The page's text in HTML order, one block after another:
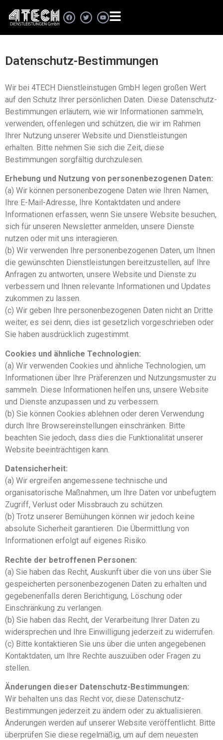
Datenschutz-Bestimmungen
Wir bei 4TECH Dienstleinstugen GmbH legen großen Wert
auf den Schutz Ihrer persönlichen Daten. Diese Datenschutz-
Bestimmungen erläutern, wie wir Informationen sammeln,
verwenden, offenlegen und schützen, die wir im Rahmen
Ihrer Nutzung unserer Website und Dienstleistungen
erhalten. Bitte nehmen Sie sich die Zeit, diese
Bestimmungen sorgfältig durchzulesen.
Erhebung und Nutzung von personenbezogenen Daten:
(a) Wir können personenbezogene Daten wie Ihren Namen,
Ihre E-Mail-Adresse, Ihre Kontaktdaten und andere
Informationen erfassen, wenn Sie unsere Website besuchen,
sich für unseren Newsletter anmelden, unsere Dienste
nutzen oder mit uns interagieren.
(b) Wir verwenden Ihre personenbezogenen Daten, um Ihnen
die gewünschten Dienstleistungen bereitzustellen, auf Ihre
Anfragen zu antworten, unsere Website und Dienste zu
verbessern und Ihnen relevante Informationen und Updates
zukommen zu lassen.
(c) Wir geben Ihre personenbezogenen Daten nicht an Dritte
weiter, es sei denn, dies ist gesetzlich vorgeschrieben oder
Sie haben ausdrücklich zugestimmt.
Cookies und ähnliche Technologien:
(a) Wir verwenden Cookies und ähnliche Technologien, um
Informationen über Ihre Präferenzen und Nutzungsmuster zu
sammeln. Diese Informationen helfen uns, unsere Website
und Dienste anzupassen und zu verbessern.
(b) Sie können Cookies ablehnen oder deren Verwendung
durch Ihre Browsereinstellungen einschränken. Bitte
beachten Sie jedoch, dass dies die Funktionalität unserer
Website beeinträchtigen kann.
Datensicherheit:
(a) Wir ergreifen angemessene technische und
organisatorische Maßnahmen, um Ihre Daten vor unbefugtem
Zugriff, Verlust oder Missbrauch zu schützen.
(b) Trotz unserer Bemühungen können wir jedoch keine
absolute Sicherheit garantieren. Die Übermittlung von
Informationen erfolgt auf eigenes Risiko.
Rechte der betroffenen Personen:
(a) Sie haben das Recht, Auskunft über die von uns über Sie
gespeicherten personenbezogenen Daten zu erhalten und
gegebenenfalls deren Berichtigung, Löschung oder
Einschränkung zu verlangen.
(b) Sie haben das Recht, der Verarbeitung Ihrer Daten zu
widersprechen und Ihre Einwilligung jederzeit zu widerrufen.
(c) Bitte kontaktieren Sie uns über die unten angegebenen
Kontaktdaten, um Ihre Rechte auszuüben oder Fragen zu
stellen.
Änderungen dieser Datenschutz-Bestimmungen:
Wir behalten uns das Recht vor, diese Datenschutz-
Bestimmungen jederzeit zu ändern oder zu aktualisieren.
Änderungen werden auf unserer Website veröffentlicht. Bitte
überprüfen Sie diese regelmäßig, um auf dem neuesten